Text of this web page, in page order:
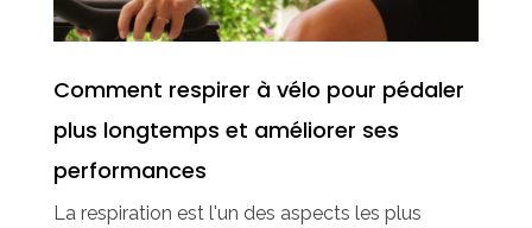
Comment respirer à vélo pour pédaler
plus longtemps et améliorer ses
performances
La respiration est l'un des aspects les plus